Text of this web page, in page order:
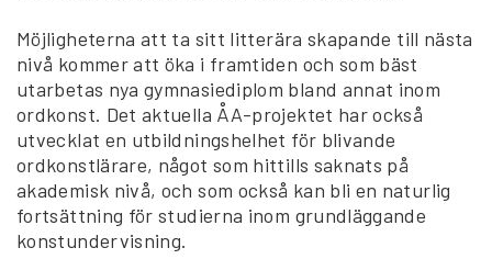
Möjligheterna att ta sitt litterära skapande till nästa
nivå kommer att öka i framtiden och som bäst
utarbetas nya gymnasiediplom bland annat inom
ordkonst. Det aktuella ÅA-projektet har också
utvecklat en utbildningshelhet för blivande
ordkonstlärare, något som hittills saknats på
akademisk nivå, och som också kan bli en naturlig
fortsättning för studierna inom grundläggande
konstundervisning.